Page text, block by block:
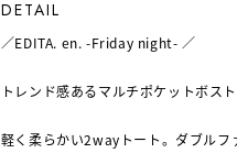
DETAIL
／EDITA. en. -Friday night- ／
トレンド感あるマルチポケットボス
軽く柔らかい2wayトート。ダブル